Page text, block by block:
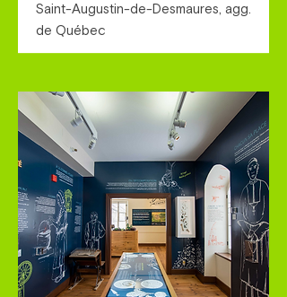
Saint-Augustin-de-Desmaures, agg.
de Québec